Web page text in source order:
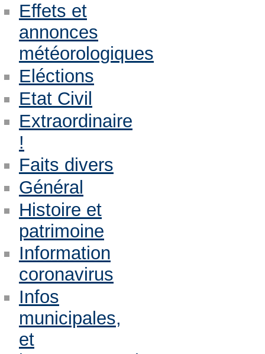
Effets et
annonces
météorologiques
Eléctions
Etat Civil
Extraordinaire
!
Faits divers
Général
Histoire et
patrimoine
Information
coronavirus
Infos
municipales,
et